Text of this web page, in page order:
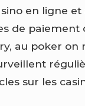
en ligne
de
au poker on
sur les